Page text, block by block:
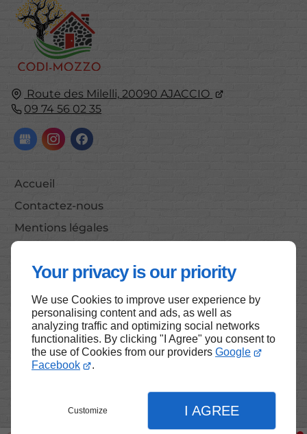
Your privacy is our priority
We use Cookies to improve user experience by
personalising content and ads, as well as
analyzing traffic and optimizing social networks
functionalities. By clicking "I Agree" you consent to
the use of Cookies from our providers Google
Facebook
.
Customize I AGREE
Route des Milelli, 20090 AJACCIO
09 74 56 02 35
Accueil
Contactez-nous
Mentions légales
Haut de page